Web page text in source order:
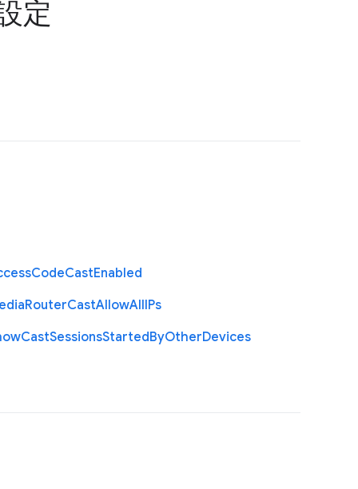
定
CodeCastEnabled
RouterCastAllowAllIPs
CastSessionsStartedByOtherDevices